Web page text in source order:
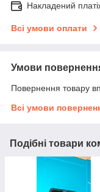
Накладений
Всі умови оплати
Умови
Повернення товару
Всі умови
Подібні товари